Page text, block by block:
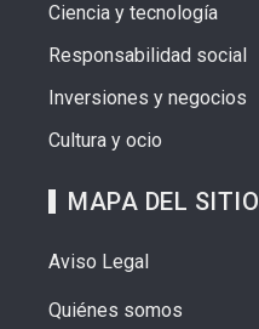
Ciencia y tecnología
Responsabilidad social
Inversiones y negocios
Cultura y ocio
MAPA DEL SITIO
Aviso Legal
Quiénes somos